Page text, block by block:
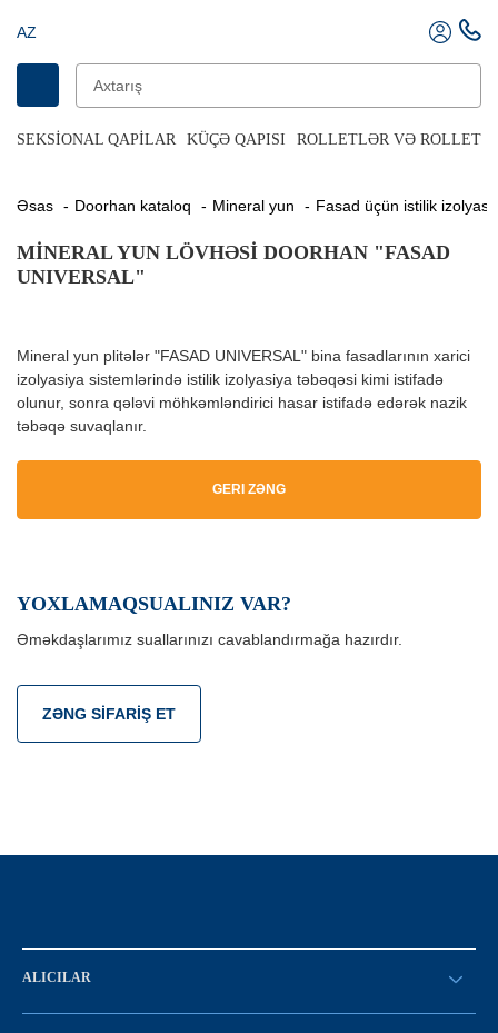
AZ
SEKSIONAL QAPILAR KÜÇƏ QAPISI ROLLETLƏR VƏ ROLLET
Əsas Doorhan kataloq Mineral yun Fasad üçün istilik
MINERAL YUN LÖVHƏSI DOORHAN "FASAD
UNIVERSAL"
Mineral yun plitələr "FASAD UNIVERSAL" bina fasadlarının xarici
izolyasiya sistemlərində istilik izolyasiya təbəqəsi kimi istifadə
olunur, sonra qələvi möhkəmləndirici hasar istifadə edərək nazik
təbəqə suvaqlanır.
GERI ZƏNG
YOXLAMAQSUALINIZ VAR?
Əməkdaşlarımız suallarınızı cavablandırmağa hazırdır.
ZƏNG SIFARIŞ ET
ALICILAR
SİFARİŞ VERİN